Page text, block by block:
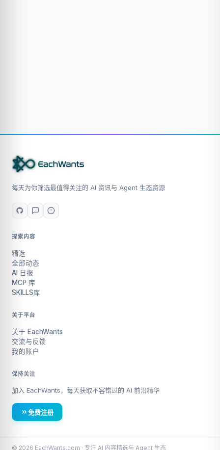
每天为你筛选最值得关注的 AI 资讯与 Agent 生态资源
探索内容
精选
全部动态
AI 日报
MCP 库
SKILLS库
关于平台
关于 EachWants
交流与反馈
我的账户
保持关注
加入 EachWants，每天获取不容错过的 AI 前沿精华
免费注册
© 2026 EachWants.com · 专注 AI 内容精选与 Agent 生态